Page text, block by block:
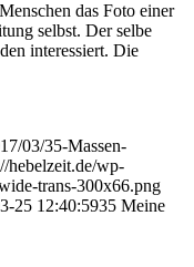
das Foto einer
selbst. Der selbe
interessiert. Die
03/35-Massen-
hebelzeit.de/wp-
trans-300x66.png
25 12:40:5935 Meine